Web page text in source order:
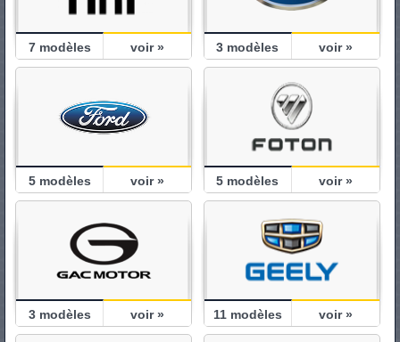
7modèles voir » 3 modèles voir »
5modèles voir » 5 modèles voir »
3modèles voir » 11modèles voir »